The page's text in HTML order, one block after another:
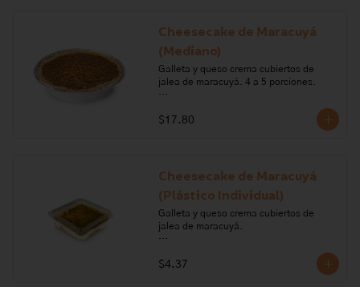
sulfitos, soya.
Cheesecake de Maracuyá
(Mediano)
Galleta y queso crema cubiertos de
jalea de maracuyá. 4 a 5 porciones.
crema de leche, margarina, gelatina,
sulfitos, soya.
$17.80
Cheesecake de Maracuyá
(Plástico Individual)
Galleta y queso crema cubiertos de
jalea de maracuyá.
crema de leche, margarina, gelatina,
$4.37